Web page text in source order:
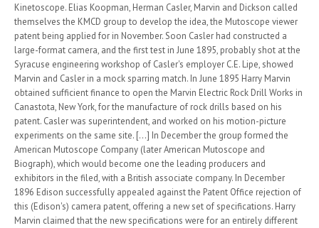
Kinetoscope. Elias Koopman, Herman Casler, Marvin and Dickson called
themselves the KMCD group to develop the idea, the Mutoscope viewer
patent being applied for in November. Soon Casler had constructed a
large-format camera, and the first test in June 1895, probably shot at the
Syracuse engineering workshop of Casler's employer C.E. Lipe, showed
Marvin and Casler in a mock sparring match. In June 1895 Harry Marvin
obtained sufficient finance to open the Marvin Electric Rock Drill Works in
Canastota, New York, for the manufacture of rock drills based on his
patent. Casler was superintendent, and worked on his motion-picture
experiments on the same site. [...] In December the group formed the
American Mutoscope Company (later American Mutoscope and
Biograph), which would become one the leading producers and
exhibitors in the filed, with a British associate company. In December
1896 Edison successfully appealed against the Patent Office rejection of
this (Edison's) camera patent, offering a new set of specifications. Harry
Marvin claimed that the new specifications were for an entirely different